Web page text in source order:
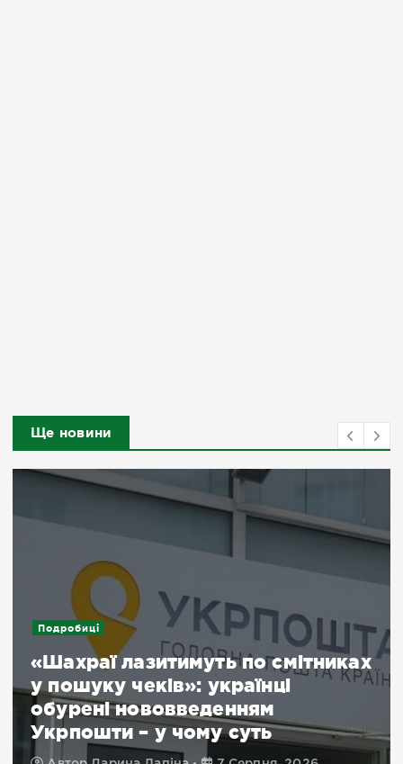
Ще новини
Новини
У Херсоні розгорнули мережу
пунктів видачі питної води після
російських атак